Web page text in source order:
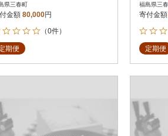
県三春町
金額 80,000円
（0件）
期便
福島県三
寄付金額
定期便